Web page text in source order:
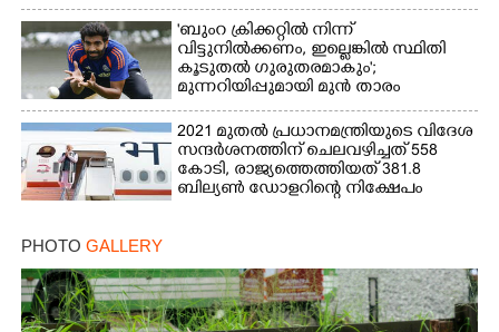
'ബുംറ ക്രിക്കറ്റിൽ നിന്ന്
വിട്ടുനിൽക്കണം, ഇല്ലെങ്കിൽ സ്ഥിതി
കൂടുതൽ ഗുരുതരമാകും';
മുന്നറിയിപ്പുമായി മുൻ താരം
2021 മുതൽ പ്രധാനമന്ത്രിയുടെ വിദേശ
സന്ദർശനത്തിന് ചെലവഴിച്ചത് 558
കോടി, രാജ്യത്തെത്തിയത് 381.8
ബില്യൺ ഡോളറിന്റെ നിക്ഷേപം
PHOTO GALLERY